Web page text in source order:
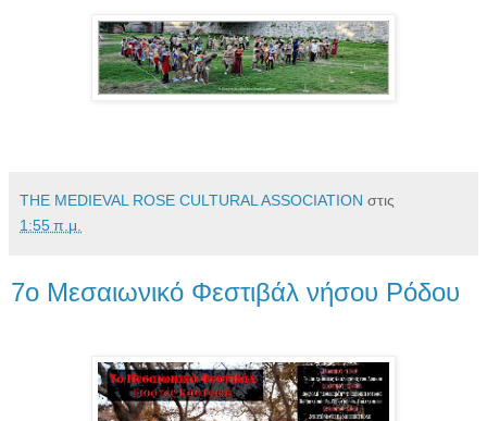
THE MEDIEVAL ROSE CULTURAL ASSOCIATION στις
1:55 π.μ.
7o Μεσαιωνικό Φεστιβάλ νήσου Ρόδου